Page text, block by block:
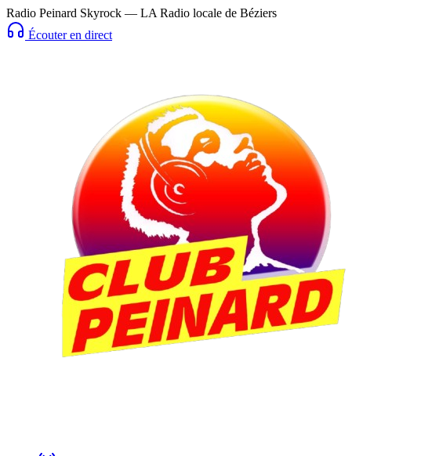
Radio Peinard Skyrock — LA Radio locale de Béziers
Écouter en direct